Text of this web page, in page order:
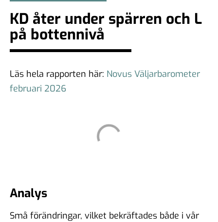
KD åter under spärren och L
på bottennivå
Läs hela rapporten här: Novus Väljarbarometer
februari 2026
Analys
Små förändringar, vilket bekräftades både i vår